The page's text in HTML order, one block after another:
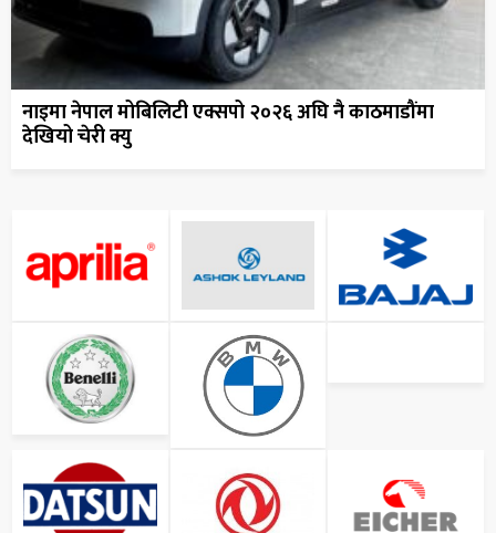
नाइमा नेपाल मोबिलिटी एक्सपो २०२६ अघि नै काठमाडौंमा
देखियो चेरी क्यु